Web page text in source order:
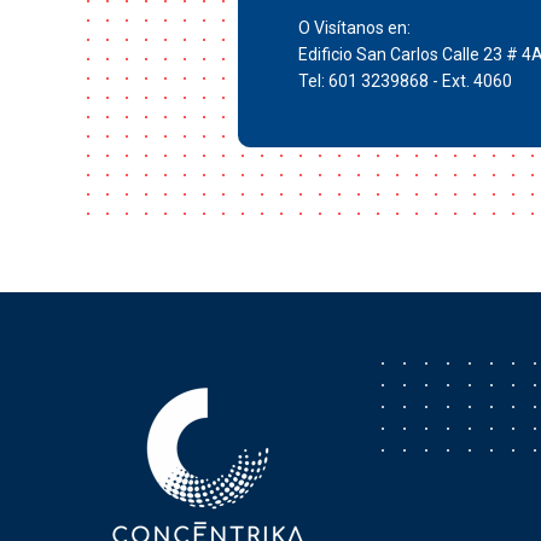
O Visítanos en:
Edificio San Carlos Calle 23 #
Tel: 601 3239868 - Ext. 4060